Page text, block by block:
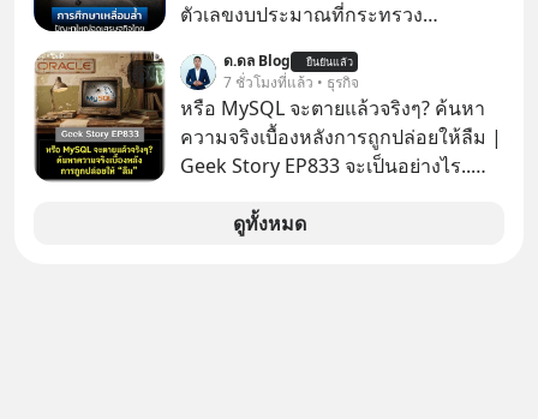
ตัวเลขงบประมาณที่กระทรวง
รายจ่ายประจำปี 2568 ซึ่งมากที่สุดเป็น
อันดับ 2 รองจากกระทรวงการคลัง
ด.ดล Blog ยืนยันแล้ว
7 ชั่วโมงที่แล้ว • ธุรกิจ
หรือ MySQL จะตายแล้วจริงๆ? ค้นหา
ความจริงเบื้องหลังการถูกปล่อยให้ลืม |
Geek Story EP833 จะเป็นอย่างไร..
กว่าครึ่งโลก ถูกมหาเศรษฐีคู่แข่งทุ่มเงิน
ดูทั้งหมด